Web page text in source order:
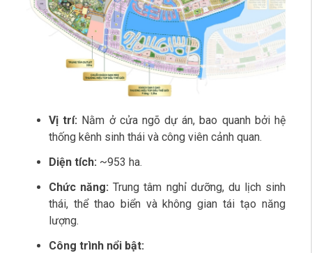
Vị trí: Nằm ở cửa ngõ dự án, bao quanh bởi hệ
thống kênh sinh thái và công viên cảnh quan.
Diện tích: ~953 ha.
Chức năng: Trung tâm nghỉ dưỡng, du lịch sinh
thái, thể thao biển và không gian tái tạo năng
lượng.
Công trình nổi bật: